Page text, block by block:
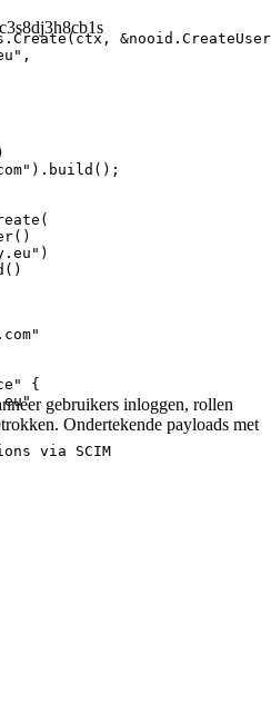
Create(ctx, &nooid .
,
). build ();
(
()
)
()
{
via SCIM
gebruikers inloggen, rollen
Ondertekende payloads met